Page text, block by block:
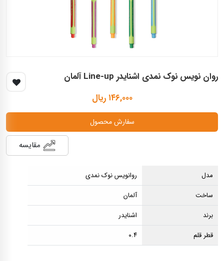
روان نويس نوک نمدی اشنايدر Line-up آلمان
۱۴۶,۰۰۰ ریال
سفارش محصول
مقایسه
مدل
روانویس نوک نمدی
ساخت
آلمان
برند
اشنایدر
قطر قلم
۰.۴